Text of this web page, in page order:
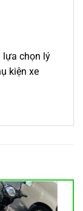
lựa chọn lý
kiện xe